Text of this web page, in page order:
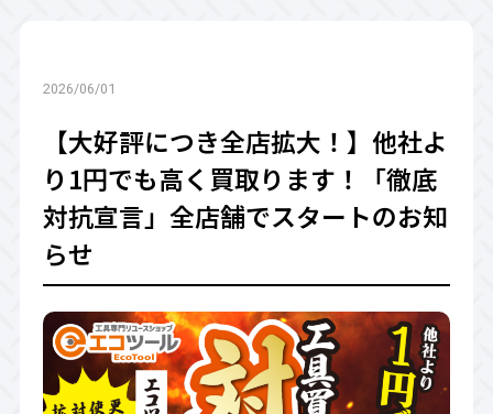
2026/06/01
【大好評につき全店拡大！】他社よ
り1円でも高く買取ります！「徹底
対抗宣言」全店舗でスタートのお知
らせ